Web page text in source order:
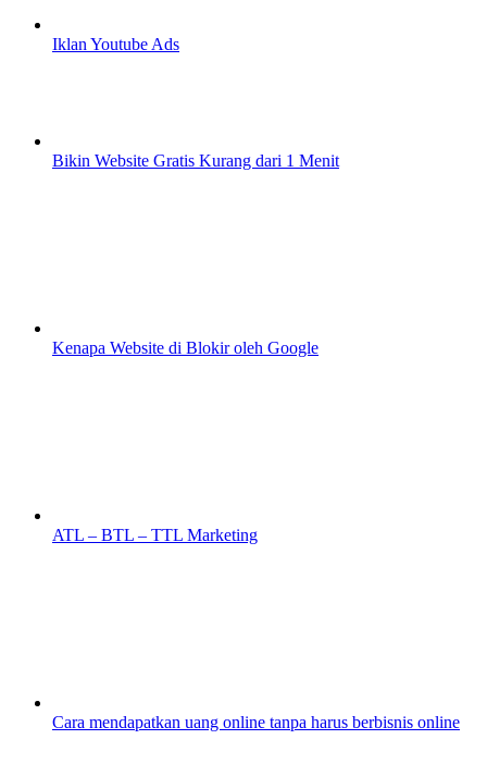
Iklan Youtube Ads
Bikin Website Gratis Kurang dari 1 Menit
Kenapa Website di Blokir oleh Google
ATL – BTL – TTL Marketing
Cara mendapatkan uang online tanpa harus berbisnis online